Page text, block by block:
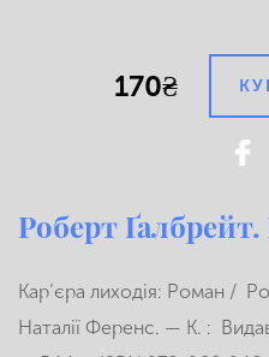
170₴
Роберт Ґалбрейт.
Кар’єра лиходія: Роман /
Наталії Ференс. — К. :